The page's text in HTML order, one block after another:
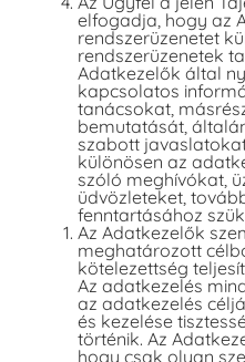
elfogadja, hogy az
rendszerüzenetet
rendszerüzenetek
Adatkezelők által
kapcsolatos
tanácsokat,
bemutatását,
szabott
különösen az
szóló meghívókat,
üdvözleteket,
fenntartásához
Az Adatkezelők
meghatározott
kötelezettség
Az adatkezelés
az adatkezelés
és kezelése
történik. Az
hogy csak olyan